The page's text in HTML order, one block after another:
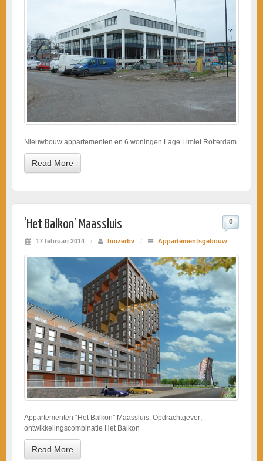
Nieuwbouw appartementen en 6 woningen Lage Limiet Rotterdam
Read More
‘Het Balkon’ Maassluis
17 februari 2014 / buizerbv / Appartementsgebouw
0
Appartementen “Het Balkon” Maassluis. Opdrachtgever;
ontwikkelingscombinatie Het Balkon
Read More